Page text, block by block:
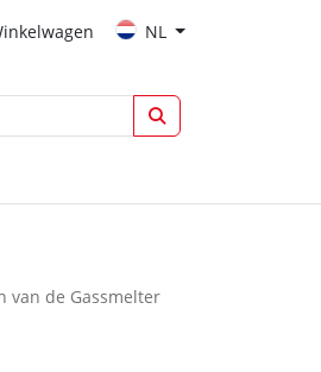
NL
van de Gassmelter